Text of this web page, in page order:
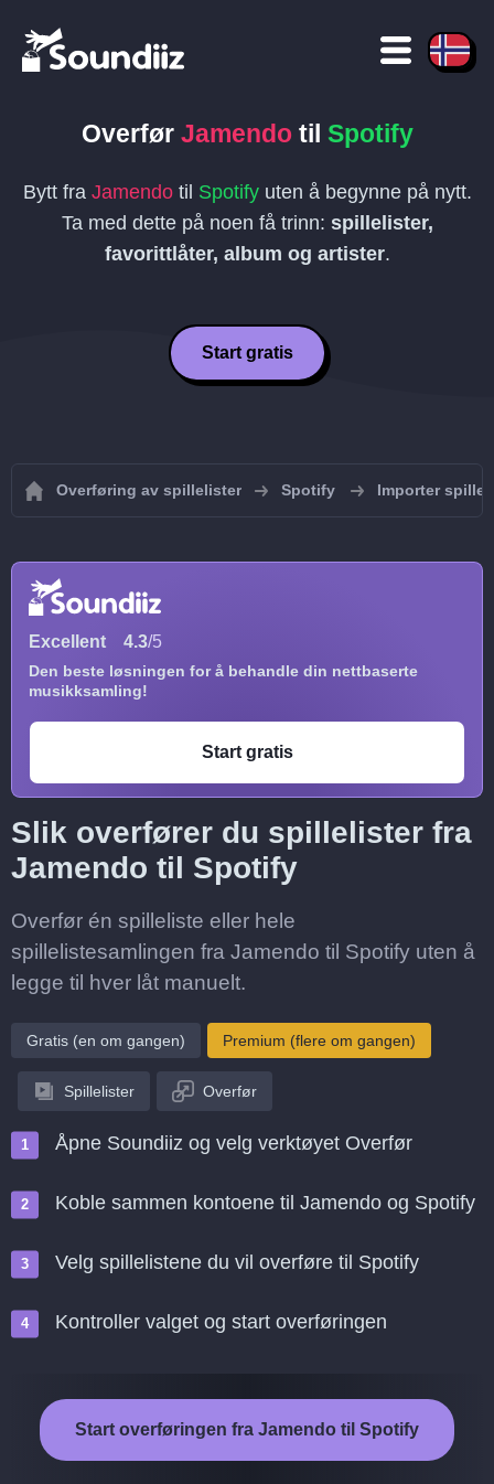
Overfør Jamendotil Spotify
Bytt fra Jamendotil Spotifyuten å begynne på nytt.
Ta med dette på noen få trinn: spillelister,
favorittlåter, album og artister.
Start gratis
Overføring av spillelister Spotify Importer
Excellent 4.3/5
Den beste løsningen for å behandle din nettbaserte
musikksamling!
Start gratis
Slik overfører du spillelister fra
Jamendo til Spotify
Overfør én spilleliste eller hele
spillelistesamlingen fra Jamendo til Spotify uten å
legge til hver låt manuelt.
Gratis (en om gangen) Premium (flere om gangen)
Spillelister Overfør
Åpne Soundiiz og velg verktøyet Overfør
Koble sammen kontoene til Jamendo og Spotify
Velg spillelistene du vil overføre til Spotify
Kontroller valget og start overføringen
Start overføringen fra Jamendo til Spotify